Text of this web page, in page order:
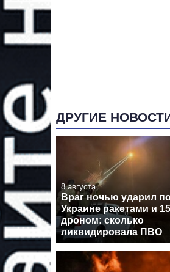
ДРУГИЕ
8 августа
Враг ночью ударил
Украине ракетами и
дроном: сколько
ликвидировала ПВО